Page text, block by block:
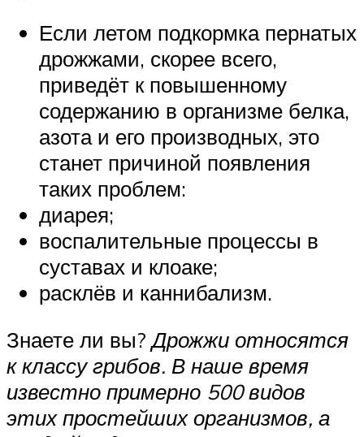
Если летом подкормка пернатых
дрожжами, скорее всего,
приведёт к повышенному
содержанию в организме белка,
азота и его производных, это
станет причиной появления
таких проблем:
диарея;
воспалительные процессы в
суставах и клоаке;
расклёв и каннибализм.
Знаете ли вы?Дрожжи относятся
к классу грибов. В наше время
известно примерно 500 видов
этих простейших организмов, а